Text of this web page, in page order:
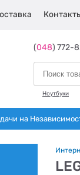
(048) 772-
Ноутбуки
на